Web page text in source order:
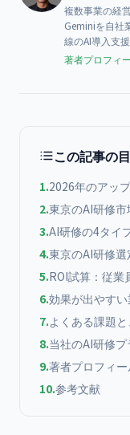
複数事業の経
Geminiを自社
線のAI導入支
著者プロフィ
この記事の
1.2026年のアッ
2.東京のAI研修市
3.AI研修の4タイ
4.東京のAI研修
5.ROI試算：従業
6.効果が出やすい
7.よくある課題
8.当社のAI研修プ
9.著者プロフィ
10.参考文献